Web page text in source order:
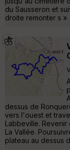
du Sausseron et
droite remonter s »
dessus de
vers l'ouest et
Labbeville.
La Vallée.
plateau au dessus